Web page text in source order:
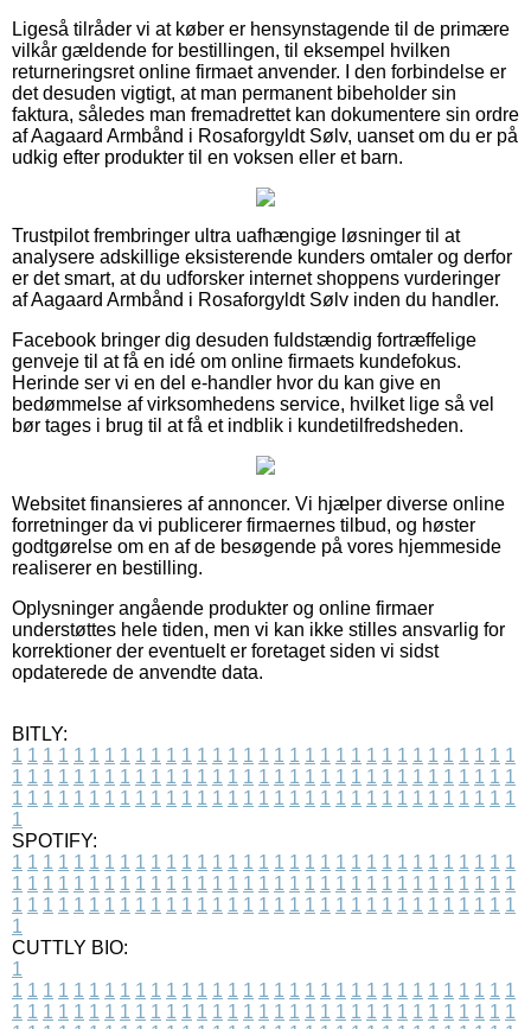
Ligeså tilråder vi at køber er hensynstagende til de primære
vilkår gældende for bestillingen, til eksempel hvilken
returneringsret online firmaet anvender. I den forbindelse er
det desuden vigtigt, at man permanent bibeholder sin
faktura, således man fremadrettet kan dokumentere sin ordre
af Aagaard Armbånd i Rosaforgyldt Sølv, uanset om du er på
udkig efter produkter til en voksen eller et barn.
Trustpilot frembringer ultra uafhængige løsninger til at
analysere adskillige eksisterende kunders omtaler og derfor
er det smart, at du udforsker internet shoppens vurderinger
af Aagaard Armbånd i Rosaforgyldt Sølv inden du handler.
Facebook bringer dig desuden fuldstændig fortræffelige
genveje til at få en idé om online firmaets kundefokus.
Herinde ser vi en del e-handler hvor du kan give en
bedømmelse af virksomhedens service, hvilket lige så vel
bør tages i brug til at få et indblik i kundetilfredsheden.
Websitet finansieres af annoncer. Vi hjælper diverse online
forretninger da vi publicerer firmaernes tilbud, og høster
godtgørelse om en af de besøgende på vores hjemmeside
realiserer en bestilling.
Oplysninger angående produkter og online firmaer
understøttes hele tiden, men vi kan ikke stilles ansvarlig for
korrektioner der eventuelt er foretaget siden vi sidst
opdaterede de anvendte data.
BITLY:
1 1 1 1 1 1 1 1 1 1 1 1 1 1 1 1 1 1 1 1 1 1 1 1 1 1 1 1 1 1 1 1 1
1 1 1 1 1 1 1 1 1 1 1 1 1 1 1 1 1 1 1 1 1 1 1 1 1 1 1 1 1 1 1 1 1
1 1 1 1 1 1 1 1 1 1 1 1 1 1 1 1 1 1 1 1 1 1 1 1 1 1 1 1 1 1 1 1 1
1
SPOTIFY:
1 1 1 1 1 1 1 1 1 1 1 1 1 1 1 1 1 1 1 1 1 1 1 1 1 1 1 1 1 1 1 1 1
1 1 1 1 1 1 1 1 1 1 1 1 1 1 1 1 1 1 1 1 1 1 1 1 1 1 1 1 1 1 1 1 1
1 1 1 1 1 1 1 1 1 1 1 1 1 1 1 1 1 1 1 1 1 1 1 1 1 1 1 1 1 1 1 1 1
1
CUTTLY BIO:
1
1 1 1 1 1 1 1 1 1 1 1 1 1 1 1 1 1 1 1 1 1 1 1 1 1 1 1 1 1 1 1 1 1
1 1 1 1 1 1 1 1 1 1 1 1 1 1 1 1 1 1 1 1 1 1 1 1 1 1 1 1 1 1 1 1 1